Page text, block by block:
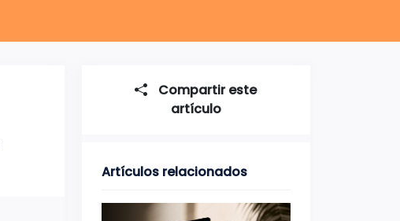
Compartir este
artículo
Artículos relacionados